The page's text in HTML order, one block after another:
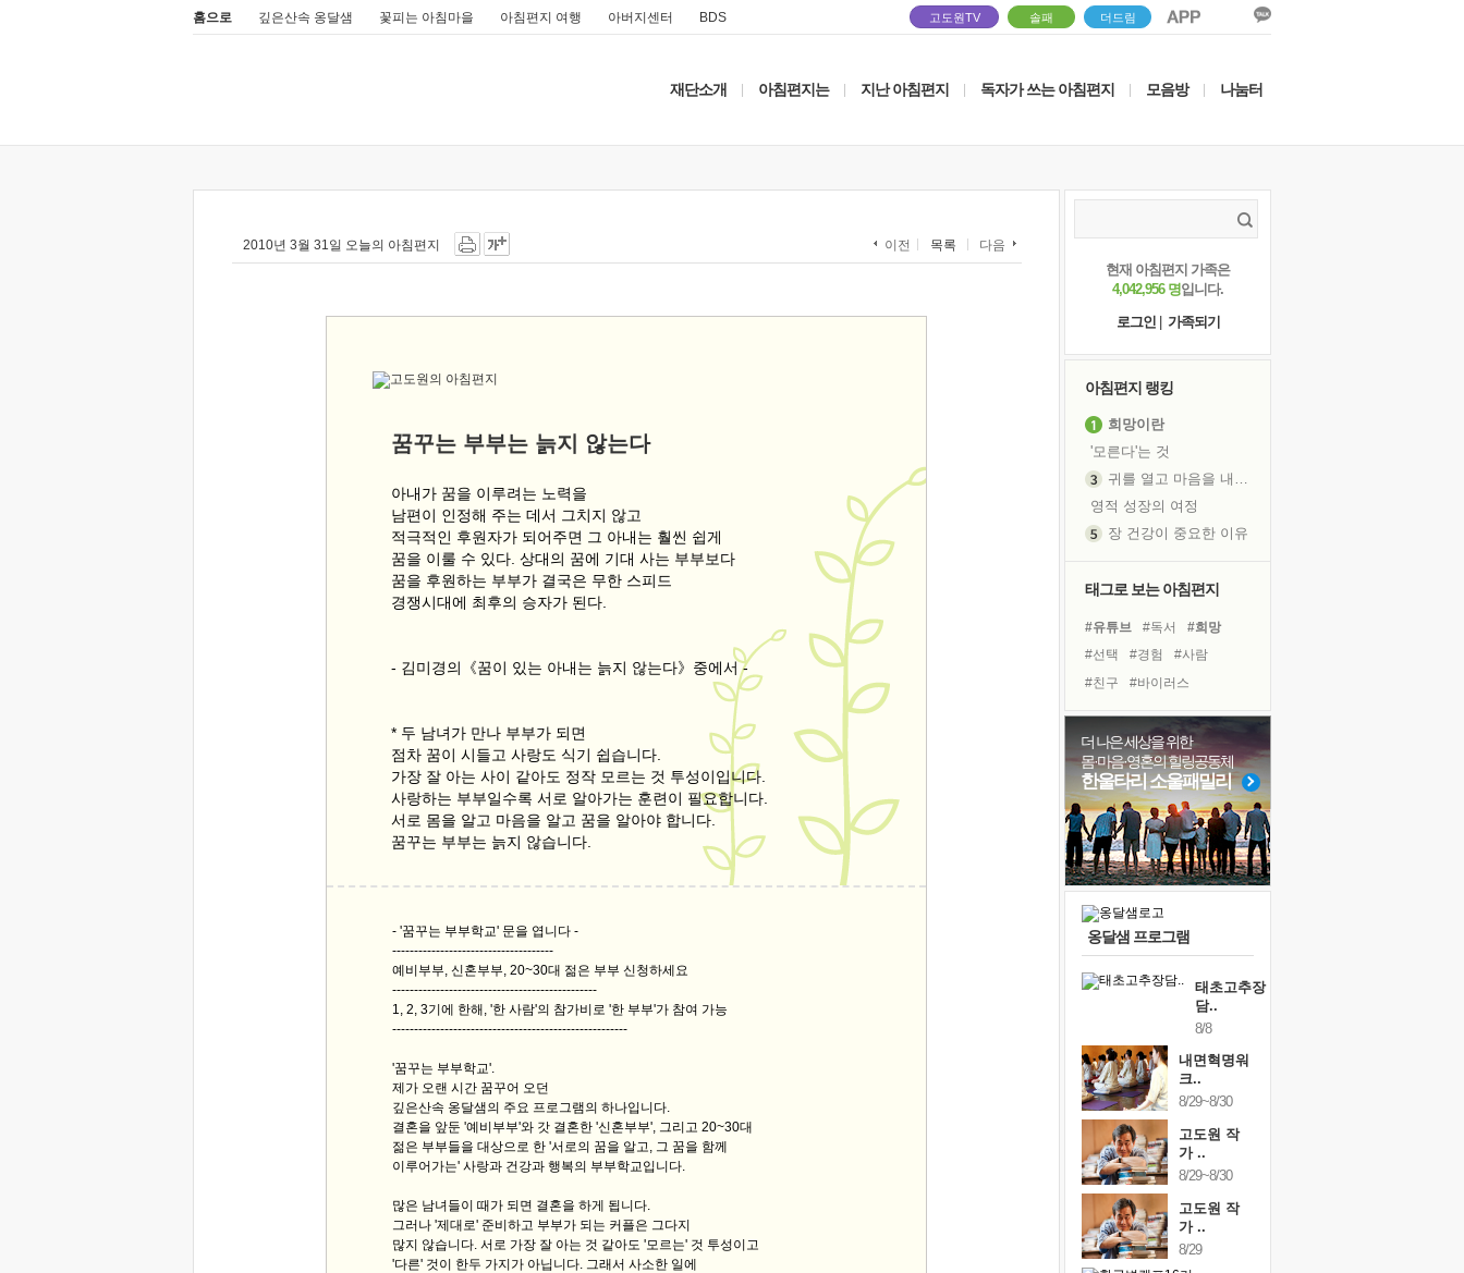
홈으로 깊은산속 옹달샘 꽃피는 아침마을 아침편지 여행 아버지센터 BDS 고도원TV 솔패 더드림
재단소개 아침편지는 지난 아침편지 독자가 쓰는 아침편지 모음방 나눔터
2010년 3월 31일 오늘의 아침편지 이전 목록 다음
꿈꾸는 부부는 늙지 않는다
아내가 꿈을 이루려는 노력을
남편이 인정해 주는 데서 그치지 않고
적극적인 후원자가 되어주면 그 아내는 훨씬 쉽게
꿈을 이룰 수 있다. 상대의 꿈에 기대 사는 부부보다
꿈을 후원하는 부부가 결국은 무한 스피드
경쟁시대에 최후의 승자가 된다.
- 김미경의《꿈이 있는 아내는 늙지 않는다》중에서 -
* 두 남녀가 만나 부부가 되면
점차 꿈이 시들고 사랑도 식기 쉽습니다.
가장 잘 아는 사이 같아도 정작 모르는 것 투성이입니다.
사랑하는 부부일수록 서로 알아가는 훈련이 필요합니다.
서로 몸을 알고 마음을 알고 꿈을 알아야 합니다.
꿈꾸는 부부는 늙지 않습니다.
- '꿈꾸는 부부학교' 문을 엽니다 -
-------------------------------------
예비부부, 신혼부부, 20~30대 젊은 부부 신청하세요
-----------------------------------------------
1, 2, 3기에 한해, '한 사람'의 참가비로 '한 부부'가 참여 가능
------------------------------------------------------
'꿈꾸는 부부학교'.
제가 오랜 시간 꿈꾸어 오던
깊은산속 옹달샘의 주요 프로그램의 하나입니다.
결혼을 앞둔 '예비부부'와 갓 결혼한 '신혼부부', 그리고 20~30대
젊은 부부들을 대상으로 한 '서로의 꿈을 알고, 그 꿈을 함께
이루어가는' 사랑과 건강과 행복의 부부학교입니다.
많은 남녀들이 때가 되면 결혼을 하게 됩니다.
그러나 '제대로' 준비하고 부부가 되는 커플은 그다지
많지 않습니다. 서로 가장 잘 아는 것 같아도 '모르는' 것 투성이고
'다른' 것이 한두 가지가 아닙니다. 그래서 사소한 일에
현재 아침편지 가족은
4,042,956 명입니다.
로그인
가족되기
아침편지 랭킹
희망이란
'모른다'는 것
귀를 열고 마음을 내어주고
영적 성장의 여정
장 건강이 중요한 이유
꿈이 실제가 되는 것
'말 타는 법'을 먼저
아픈 아버지를 위한 공간 설계
졸업식 사진을 보며
극심한 변비, 어깨결림, 수면 장애
보고 싶은 어머니
마음이 멈춰 버린 곳
못된 꼰대들
태그로 보는 아침편지
#유튜브 #독서
#희망
#선택
#경험
#사람
#친구
#바이러스
#다짐
#나눔
#도움
#계획
#면역력
#극복
#건강
#위기
#아이들
#링컨학교
#비전캠프
#힐링
#삶
더 나은 세상을 위한
몸·마음·영혼의 힐링공동체
한울타리 소울패밀리
옹달샘 프로그램
태초고추장
담..
8/8
내면혁명워
크..
8/29~8/30
고도원 작
가 ..
8/29~8/30
고도원 작
가 ..
8/29